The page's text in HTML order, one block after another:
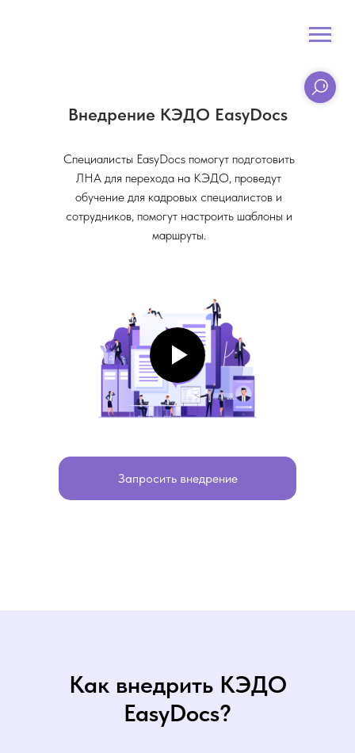
Внедрение КЭДО EasyDocs
Запросить внедрение
Специалисты EasyDocs помогут подготовить
ЛНА для перехода на КЭДО, проведут
обучение для кадровых специалистов и
сотрудников, помогут настроить шаблоны и
маршруты.
Как внедрить КЭДО
EasyDocs?